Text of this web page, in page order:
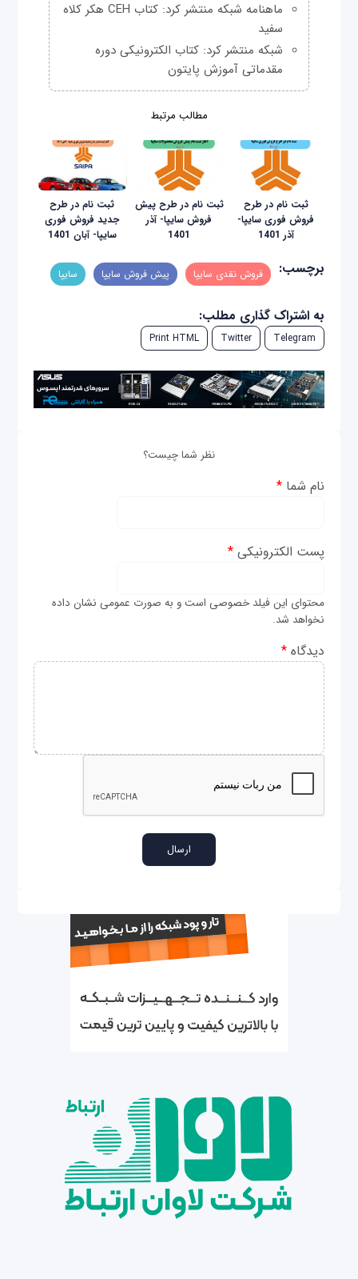
ماهنامه شبکه منتشر کرد: کتاب CEH هکر کلاه
سفید
شبکه منتشر کرد: کتاب الکترونیکی دوره
مقدماتی آموزش پایتون
مطالب مرتبط
ثبت نام در طرح
فروش فوری سایپا-
آذر 1401
ثبت نام در طرح پیش
فروش سایپا- آذر
1401
ثبت نام در طرح
جدید فروش فوری
سایپا- آبان 1401
برچسب: فروش نقدی سایپا پیش فروش سایپا سایپا
به اشتراک گذاری مطلب:
Telegram
Twitter
Print HTML
نظر شما چیست؟
نام شما*
پست الکترونیکی*
محتوای این فیلد خصوصی است و به صورت عمومی نشان داده
نخواهد شد.
دیدگاه*